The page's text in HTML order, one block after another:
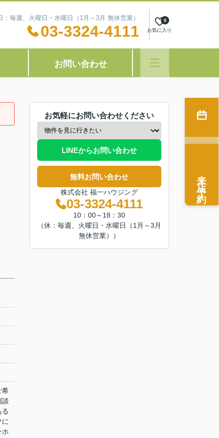
毎週、火曜日・水曜日（1月～3月 無休営業）
03-3324-4111 お気に入り
0
お問い合わせ
希
談
ホ
お気軽にお問い合わせください
LINEからお問い合わせ
無料お問い合わせ
株式会社 福一ハウジング
03-3324-4111
10：00～18：30
（休：毎週、火曜日・水曜日（1月～3月
無休営業））
来店予約